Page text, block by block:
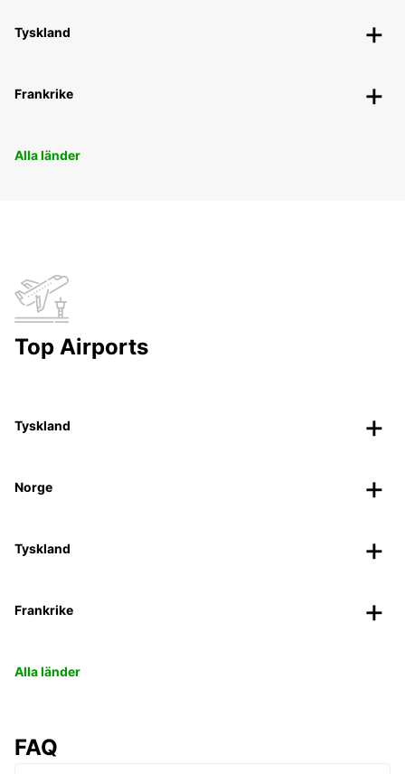
Tyskland
Frankrike
Alla länder
Top Airports
Tyskland
Norge
Tyskland
Frankrike
Alla länder
FAQ